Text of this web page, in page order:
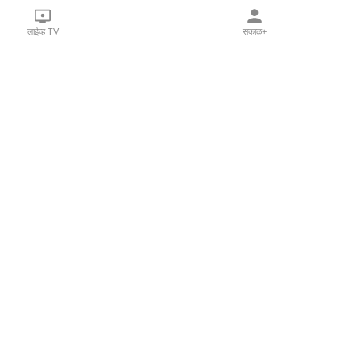
लाईव्ह TV सकाळ+